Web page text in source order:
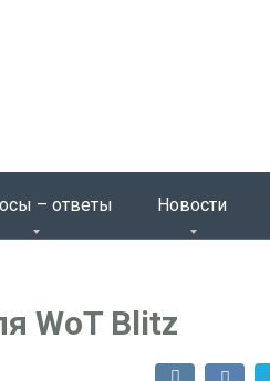
– ответы Новости
WoT Blitz